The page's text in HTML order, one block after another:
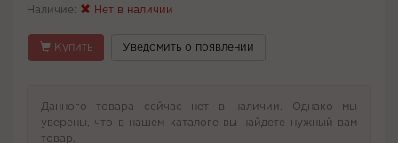
Наличие: Нет в наличии
Купить Уведомить о появлении
Данного товара сейчас нет в наличии. Однако мы
уверены, что в нашем каталоге вы найдете нужный вам
товар.